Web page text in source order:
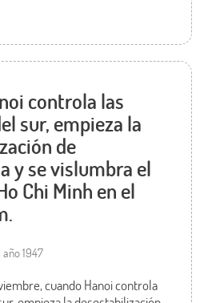
controla las
sur, empieza la
de
y se vislumbra el
Chi Minh en el
1947
cuando Hanoi controla